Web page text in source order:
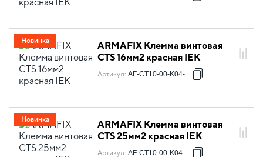
ARMAFIX Клемма винтовая
CTS 16мм2 красная IEK
Артикул: AF-CT10-00-K04-016
Новинка
ARMAFIX Клемма винтовая
CTS 25мм2 красная IEK
Артикул: AF-CT10-00-K04-025
Новинка